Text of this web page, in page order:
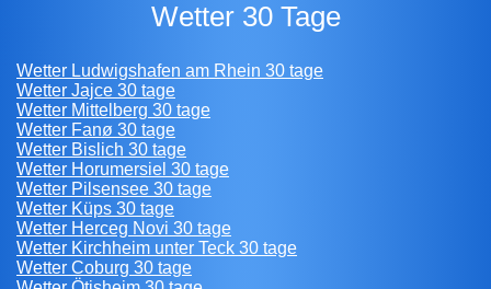
Wetter 30 Tage
Wetter Ludwigshafen am Rhein 30 tage
Wetter Jajce 30 tage
Wetter Mittelberg 30 tage
Wetter Fanø 30 tage
Wetter Bislich 30 tage
Wetter Horumersiel 30 tage
Wetter Pilsensee 30 tage
Wetter Küps 30 tage
Wetter Herceg Novi 30 tage
Wetter Kirchheim unter Teck 30 tage
Wetter Coburg 30 tage